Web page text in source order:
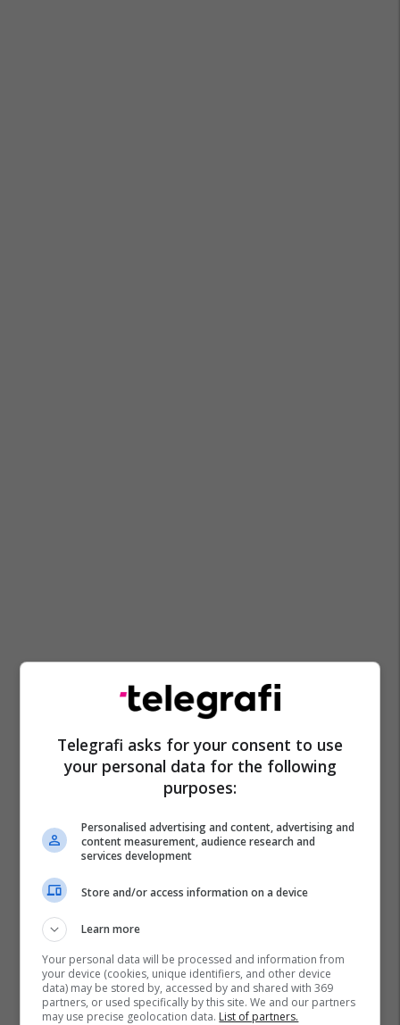
Telegrafi asks for your consent to use
your personal data for the following
purposes:
Personalised advertising and content, advertising and
content measurement, audience research and
services development
Store and/or access information on a device
Learn more
Your personal data will be processed and information from
your device (cookies, unique identifiers, and other device
data) may be stored by, accessed by and shared with 369
partners, or used specifically by this site. We and our partners
may use precise geolocation data. List of partners.